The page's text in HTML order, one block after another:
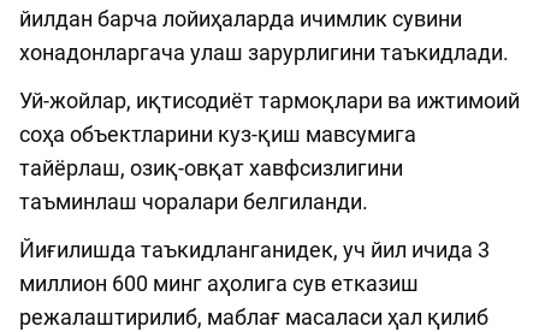
йилдан барча лойиҳаларда ичимлик сувини
хонадонларгача улаш зарурлигини таъкидлади.
Уй-жойлар, иқтисодиёт тармоқлари ва ижтимоий
соҳа объектларини куз-қиш мавсумига
тайёрлаш, озиқ-овқат хавфсизлигини
таъминлаш чоралари белгиланди.
Йиғилишда таъкидланганидек, уч йил ичида 3
миллион 600 минг аҳолига сув етказиш
режалаштирилиб, маблағ масаласи ҳал қилиб